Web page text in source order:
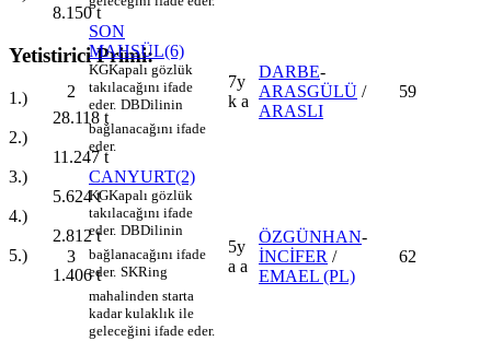
8.150t
Yetistirici Primi:
1.)
28.118 t
2.)
11.247t
3.)
5.624t
4.)
2.812t
5.)
1.406t
2
SON
MAHSÜL(6)
KGKapalı gözlük
takılacağını ifade
eder. DBDilinin
bağlanacağını ifade
eder.
7y
k a
DARBE-
ARASGÜLÜ /
ARASLI
59
3
CANYURT(2)
KGKapalı gözlük
takılacağını ifade
eder. DBDilinin
bağlanacağını ifade
eder. SKRing
mahalinden starta
kadar kulaklık ile
geleceğini ifade eder.
5y
a a
ÖZGÜNHAN-
İNCİFER /
EMAEL (PL)
62